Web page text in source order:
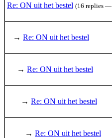
Re: ON uit het bestel (16 replies —
→ Re: ON uit het bestel
→ Re: ON uit het bestel
→ Re: ON uit het bestel
→ Re: ON uit het bestel